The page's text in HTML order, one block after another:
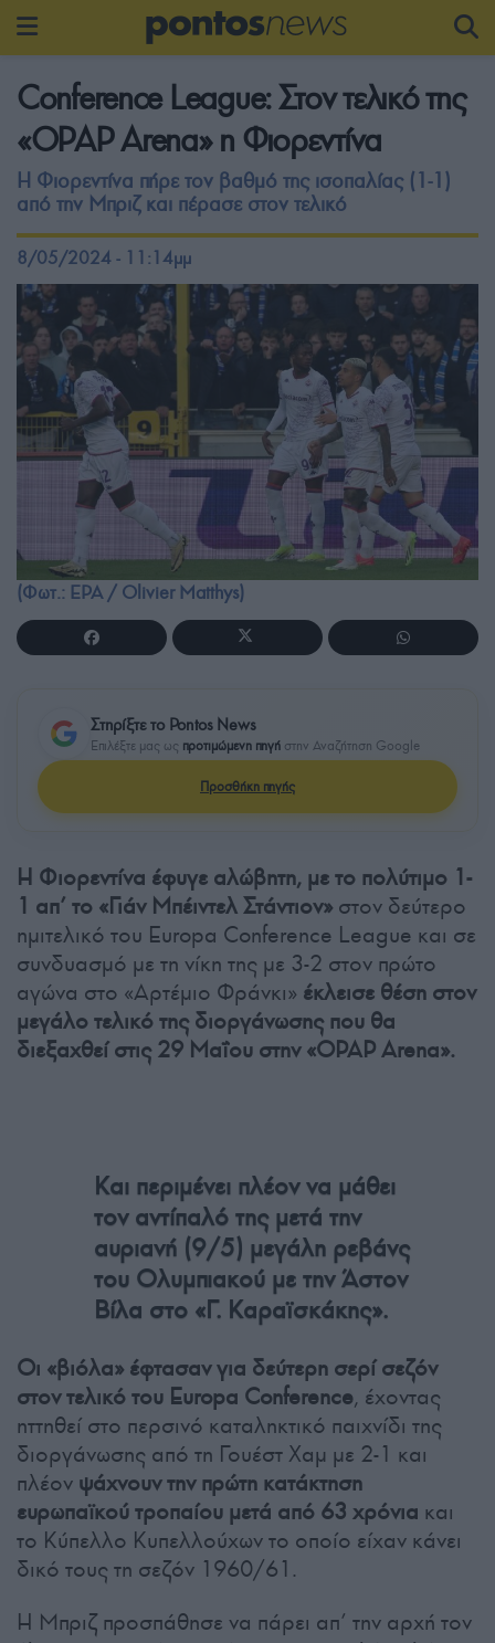
Conference League: Στον τελικό της
«OPAP Arena» η Φιορεντίνα
Η Φιορεντίνα πήρε τον βαθμό της ισοπαλίας (1-1)
από την Μπριζ και πέρασε στον τελικό
8/05/2024 - 11:14μμ
(Φωτ.: EPA / Olivier Matthys)
Στηρίξτε το Pontos News
Επιλέξτε μας ως προτιμώμενη πηγή στην Αναζήτηση Google
Προσθήκη πηγής
Η Φιορεντίνα έφυγε αλώβητη, με το πολύτιμο 1-
1 απ’ το «Γιάν Μπέιντελ Στάντιον» στον δεύτερο
ημιτελικό του Europa Conference League και σε
συνδυασμό με τη νίκη της με 3-2 στον πρώτο
αγώνα στο «Αρτέμιο Φράνκι» έκλεισε θέση στον
μεγάλο τελικό της διοργάνωσης που θα
διεξαχθεί στις 29 Μαΐου στην «OPAP Arena».
Και περιμένει πλέον να μάθει
τον αντίπαλό της μετά την
αυριανή (9/5) μεγάλη ρεβάνς
του Ολυμπιακού με την Άστον
Βίλα στο «Γ. Καραϊσκάκης».
Οι «βιόλα» έφτασαν για δεύτερη σερί σεζόν
στον τελικό του Europa Conference, έχοντας
ηττηθεί στο περσινό καταληκτικό παιχνίδι της
διοργάνωσης από τη Γουέστ Χαμ με 2-1 και
πλέον ψάχνουν την πρώτη κατάκτηση
ευρωπαϊκού τροπαίου μετά από 63 χρόνια και
το Κύπελλο Κυπελλούχων το οποίο είχαν κάνει
δικό τους τη σεζόν 1960/61.
Η Μπριζ προσπάθησε να πάρει απ’ την αρχή τον